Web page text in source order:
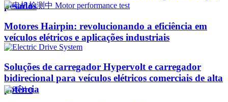
pesados
Motores Hairpin: revolucionando a eficiência em
veículos elétricos e aplicações industriais
Soluções de carregador Hypervolt e carregador
bidirecional para veículos elétricos comerciais de alta
potência